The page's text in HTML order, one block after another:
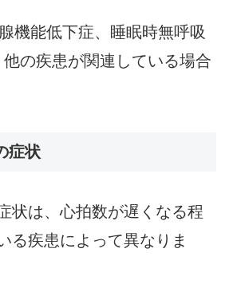
機能低下症、睡眠時無呼吸
の疾患が関連している場合
症状
状は、心拍数が遅くなる程
る疾患によって異なりま